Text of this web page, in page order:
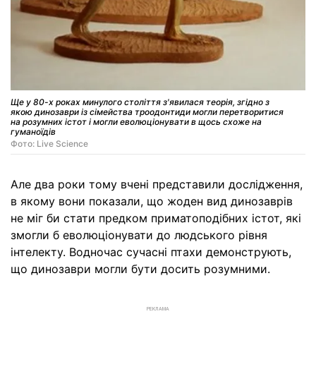
Ще у 80-х роках минулого століття з'явилася теорія, згідно з
якою динозаври із сімейства троодонтиди могли перетворитися
на розумних істот і могли еволюціонувати в щось схоже на
гуманоїдів
Фото: Live Science
Але два роки тому вчені представили дослідження,
в якому вони показали, що жоден вид динозаврів
не міг би стати предком приматоподібних істот, які
змогли б еволюціонувати до людського рівня
інтелекту. Водночас сучасні птахи демонструють,
що динозаври могли бути досить розумними.
РЕКЛАМА